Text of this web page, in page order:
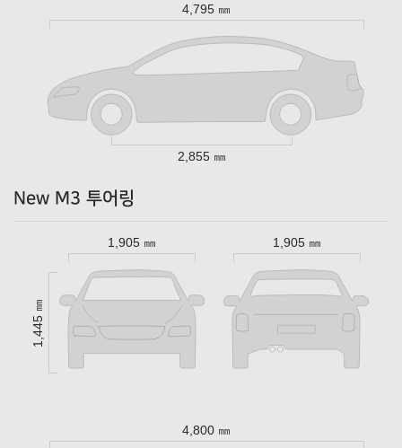
4,795 ㎜
2,855 ㎜
New M3 투어링
1,905 ㎜ 1,905 ㎜
1,445 ㎜
4,800 ㎜